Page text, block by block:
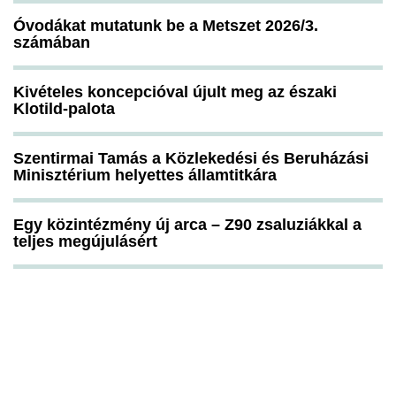
Óvodákat mutatunk be a Metszet 2026/3.
számában
Kivételes koncepcióval újult meg az északi
Klotild-palota
Szentirmai Tamás a Közlekedési és Beruházási
Minisztérium helyettes államtitkára
Egy közintézmény új arca – Z90 zsaluziákkal a
teljes megújulásért